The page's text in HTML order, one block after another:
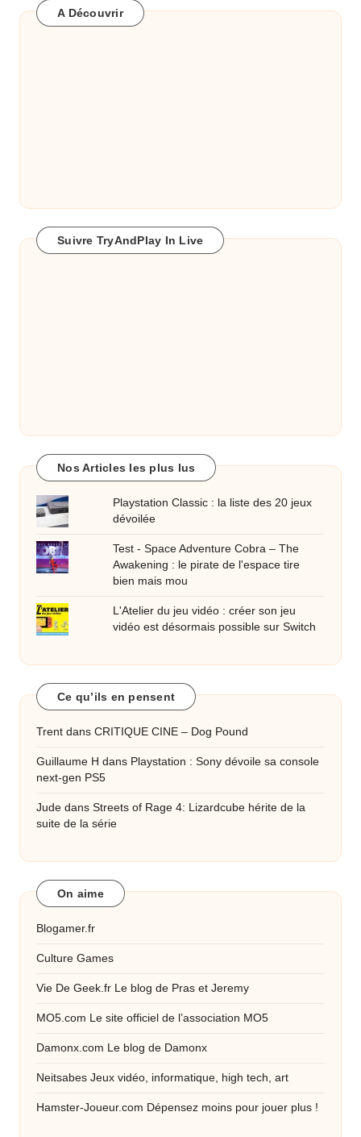
A Découvrir
Suivre TryAndPlay In Live
Nos Articles les plus lus
Playstation Classic : la liste des 20 jeux
dévoilée
Test - Space Adventure Cobra – The
Awakening : le pirate de l'espace tire
bien mais mou
L'Atelier du jeu vidéo : créer son jeu
vidéo est désormais possible sur Switch
Ce qu’ils en pensent
Trent dans CRITIQUE CINE – Dog Pound
Guillaume H dans Playstation : Sony dévoile sa console
next-gen PS5
Jude dans Streets of Rage 4: Lizardcube hérite de la
suite de la série
On aime
Blogamer.fr
Culture Games
Vie De Geek.fr Le blog de Pras et Jeremy
MO5.com Le site officiel de l’association MO5
Damonx.com Le blog de Damonx
Neitsabes Jeux vidéo, informatique, high tech, art
Hamster-Joueur.com Dépensez moins pour jouer plus !